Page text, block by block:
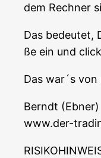
dem Rech­ner
Das bedeu­tet,
ße ein und
Das war´s
Berndt (Ebner)
www.der-